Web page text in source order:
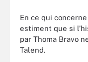
En ce qui
estiment que si
par Thoma Bravo
Talend.